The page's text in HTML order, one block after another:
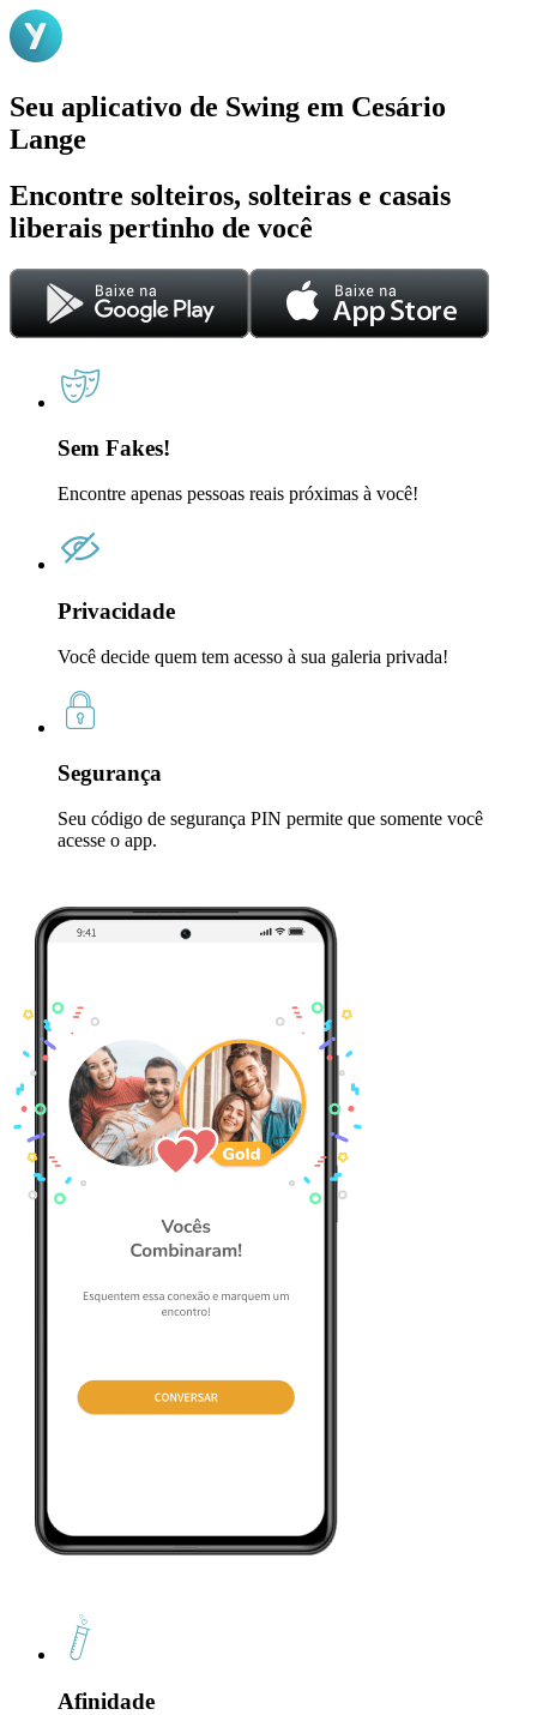
Seu aplicativo de Swing em Cesário
Lange
Encontre solteiros, solteiras e casais
liberais pertinho de você
Sem Fakes!
Encontre apenas pessoas reais próximas à você!
Privacidade
Você decide quem tem acesso à sua galeria privada!
Segurança
Seu código de segurança PIN permite que somente você
acesse o app.
Afinidade